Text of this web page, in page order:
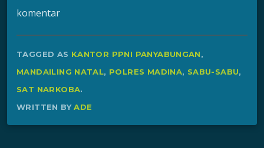
komentar
TAGGED AS KANTOR PPNI PANYABUNGAN,
MANDAILING NATAL, POLRES MADINA, SABU-SABU,
SAT NARKOBA.
WRITTEN BYADE